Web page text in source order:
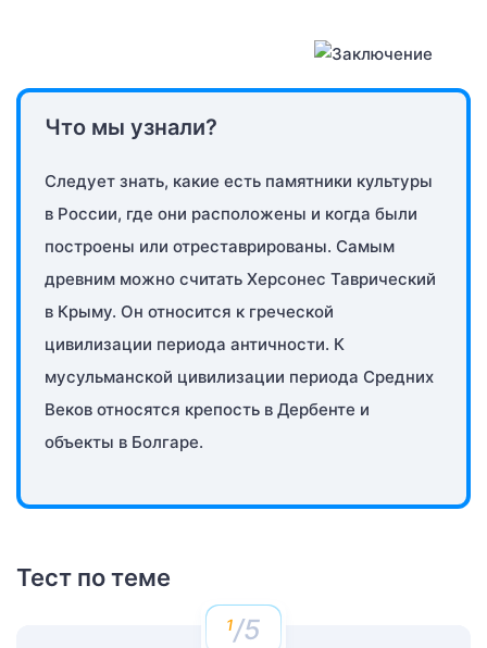
Что мы узнали?
Следует знать, какие есть памятники культуры
в России, где они расположены и когда были
построены или отреставрированы. Самым
древним можно считать Херсонес Таврический
в Крыму. Он относится к греческой
цивилизации периода античности. К
мусульманской цивилизации периода Средних
Веков относятся крепость в Дербенте и
объекты в Болгаре.
Тест по теме
/5